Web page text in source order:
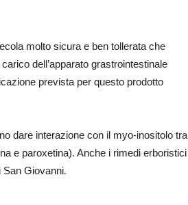
molto sicura e ben tollerata che
dell’apparato grastrointestinale
prevista per questo prodotto
dare interazione con il myo-inositolo tra
e paroxetina). Anche i rimedi erboristici
San Giovanni.